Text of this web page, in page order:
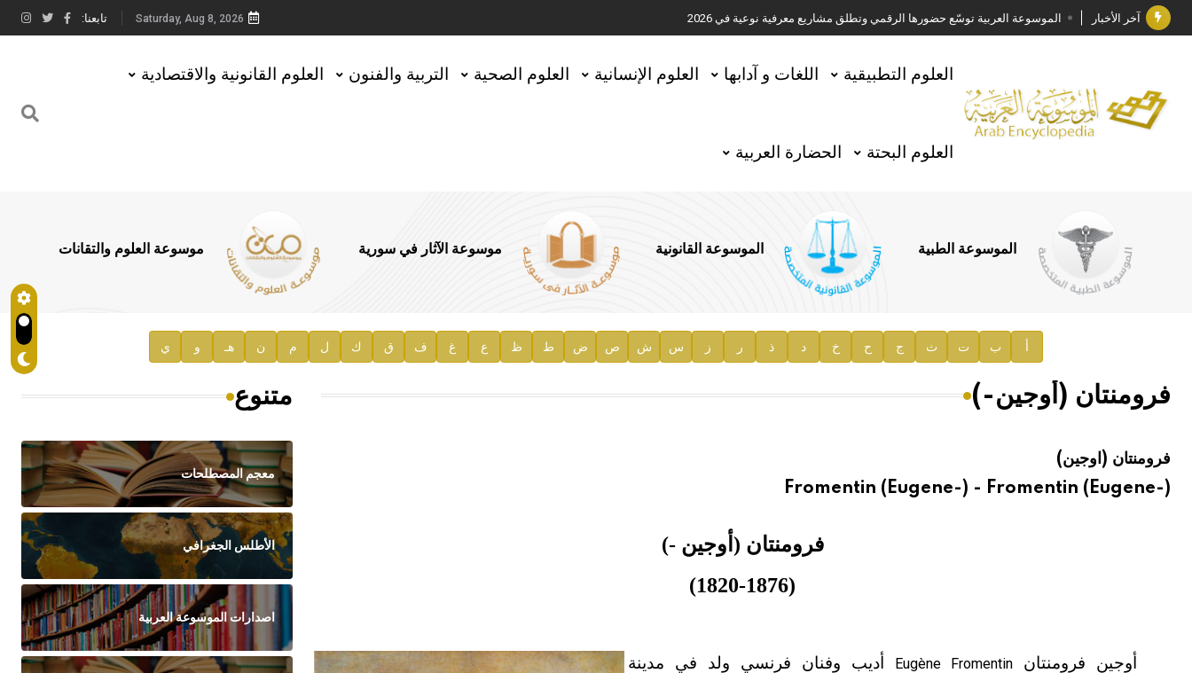
آخر الأخبار الموسوعة العربية توسّع حضورها الرقمي وتطلق مشاريع معرفية نوعية في 2026
جائزة مجمع الملك سلمان العالمي للغة العربية 2025
الأستاذ إياد خالد الطباع مدير عام لهيئة الموسوعة العربية
السيد محمد ياسين صالح وزيرا للثقافة
توصيات مجلس الإدارة
صدور المجلد السابع من موسوعة الآثار في سورية
إعلان..
هيئة الموسوعة العربية تطلق موسوعات جديدة في عام 2026
Saturday, Aug 8, 2026 تابعنا:
العلوم التطبيقية اللغات و آدابها العلوم الإنسانية العلوم الصحية التربية والفنون العلوم القانونية والاقتصادية
العلوم البحتة الحضارة العربية
الموسوعة الطبية الموسوعة القانونية موسوعة الآثار في سورية موسوعة العلوم والتقانات
أ ب ت ث ج ح خ د ذ ر ز س ش ص ض ط ظ ع غ ف ق ك ل م ن هـ و ي
فرومنتان (أوجين-)
فرومنتان (اوجين)
Fromentin (Eugene-) - Fromentin (Eugene-)
فرومنتان (أوجين -)
(1820-1876)
أوجين فرومنتان Eugène Fromentin أديب وفنان فرنسي ولد في مدينة
متنوع
معجم المصطلحات
الأطلس الجغرافي
اصدارات الموسوعة العربية